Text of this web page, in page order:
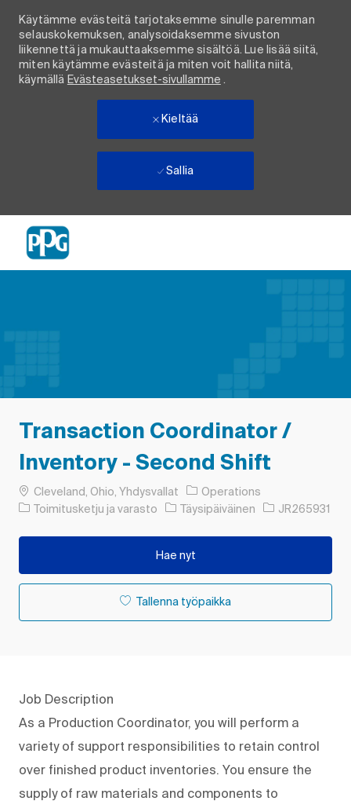
Käytämme evästeitä tarjotaksemme sinulle paremman
selauskokemuksen, analysoidaksemme sivuston
liikennettä ja mukauttaaksemme sisältöä. Lue lisää siitä,
miten käytämme evästeitä ja miten voit hallita niitä,
käymällä Evästeasetukset-sivullamme .
Kieltää
Sallia
Transaction Coordinator /
Inventory - Second Shift
PaikkaCleveland, Ohio, Yhdysvallat
Operations
Luokka
Toimitusketju ja varasto Työn tyyppi
Täysipäiväinen Työn tunnus
JR265931
Hae nyt
Tallenna työpaikka
Job Description
As a Production Coordinator, you will perform a
variety of support responsibilities to retain control
over finished product inventories. You ensure the
supply of raw materials and components to